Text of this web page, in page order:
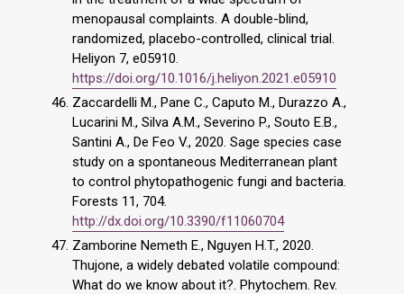
menopausal complaints. A double-blind,
randomized, placebo-controlled, clinical trial.
Heliyon 7, e05910.
https://doi.org/10.1016/j.heliyon.2021.e05910
Zaccardelli M., Pane C., Caputo M., Durazzo A.,
Lucarini M., Silva A.M., Severino P., Souto E.B.,
Santini A., De Feo V., 2020. Sage species case
study on a spontaneous Mediterranean plant
to control phytopathogenic fungi and bacteria.
Forests 11, 704.
http://dx.doi.org/10.3390/f11060704
Zamborine Nemeth E., Nguyen H.T., 2020.
Thujone, a widely debated volatile compound:
What do we know about it?. Phytochem. Rev.